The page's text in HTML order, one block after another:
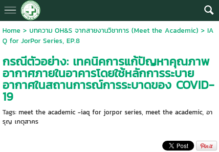
Home > บทความ OH&S จากสายงานวิชาการ (Meet the Academic) > IA
Q for JorPor Series, EP.8
กรณีตัวอย่าง: เทคนิคการแก้ปัญหาคุณภาพ
อากาศภายในอาคารโดยใช้หลักการระบาย
อากาศในสถานการณ์การระบาดของ COVID-
19
Tags: meet the academic -iaq for jorpor series, meet the academic, อา
รุญ เกตุสาคร